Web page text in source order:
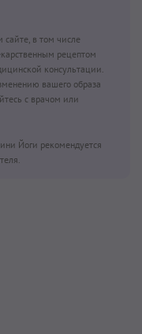
в том числе
рецептом
консультации.
вашего образа
с врачом или
Йоги рекомендуется